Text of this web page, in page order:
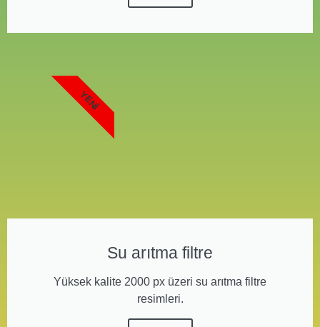
Su arıtma filtre
Yüksek kalite 2000 px üzeri su arıtma filtre
resimleri.
YENI